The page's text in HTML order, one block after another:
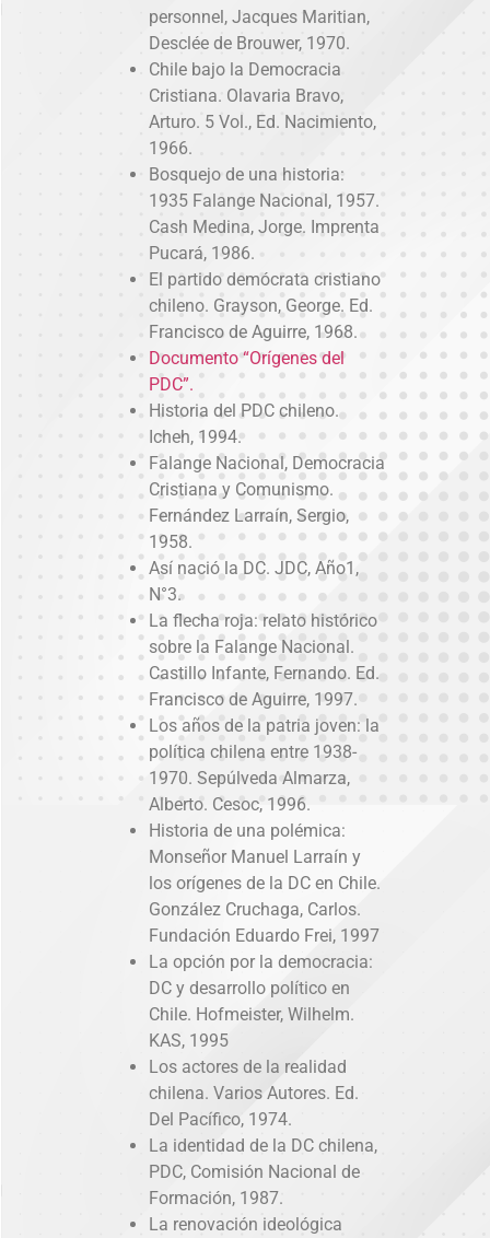
personnel, Jacques Maritian,
Desclée de Brouwer, 1970.
Chile bajo la Democracia
Cristiana. Olavaria Bravo,
Arturo. 5 Vol., Ed. Nacimiento,
1966.
Bosquejo de una historia:
1935 Falange Nacional, 1957.
Cash Medina, Jorge. Imprenta
Pucará, 1986.
El partido demócrata cristiano
chileno. Grayson, George. Ed.
Francisco de Aguirre, 1968.
Documento “Orígenes del
PDC”.
Historia del PDC chileno.
Icheh, 1994.
Falange Nacional, Democracia
Cristiana y Comunismo.
Fernández Larraín, Sergio,
1958.
Así nació la DC. JDC, Año1,
N°3.
La flecha roja: relato histórico
sobre la Falange Nacional.
Castillo Infante, Fernando. Ed.
Francisco de Aguirre, 1997.
Los años de la patria joven: la
política chilena entre 1938-
1970. Sepúlveda Almarza,
Alberto. Cesoc, 1996.
Historia de una polémica:
Monseñor Manuel Larraín y
los orígenes de la DC en Chile.
González Cruchaga, Carlos.
Fundación Eduardo Frei, 1997
La opción por la democracia:
DC y desarrollo político en
Chile. Hofmeister, Wilhelm.
KAS, 1995
Los actores de la realidad
chilena. Varios Autores. Ed.
Del Pacífico, 1974.
La identidad de la DC chilena,
PDC, Comisión Nacional de
Formación, 1987.
La renovación ideológica